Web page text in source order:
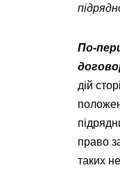
По-
дій
право
таких